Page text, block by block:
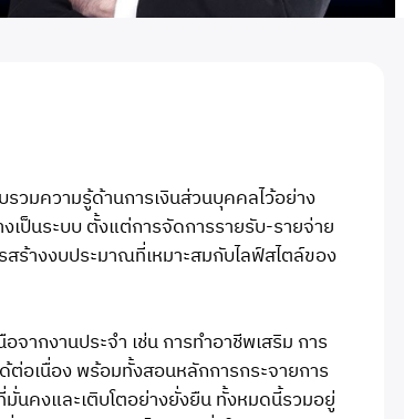
วมความรู้ด้านการเงินส่วนบุคคลไว้อย่าง
เป็นระบบ ตั้งแต่การจัดการรายรับ-รายจ่าย
สร้างงบประมาณที่เหมาะสมกับไลฟ์สไตล์ของ
ากงานประจำ เช่น การทำอาชีพเสริม การ
ต่อเนื่อง พร้อมทั้งสอนหลักการกระจายการ
นคงและเติบโตอย่างยั่งยืน ทั้งหมดนี้รวมอยู่